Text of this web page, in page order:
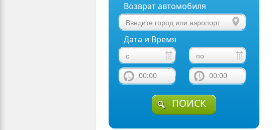
Возврат автомобиля
Дата и Время
00:00 00:00
ПОИСК